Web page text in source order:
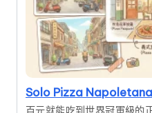
Solo Pizza